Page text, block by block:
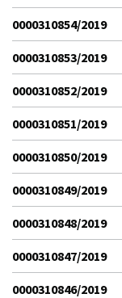
0000310854/2019
0000310853/2019
0000310852/2019
0000310851/2019
0000310850/2019
0000310849/2019
0000310848/2019
0000310847/2019
0000310846/2019